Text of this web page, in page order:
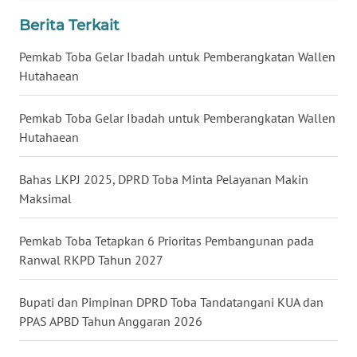
Berita Terkait
Pemkab Toba Gelar Ibadah untuk Pemberangkatan Wallen
Hutahaean
Pemkab Toba Gelar Ibadah untuk Pemberangkatan Wallen
Hutahaean
Bahas LKPJ 2025, DPRD Toba Minta Pelayanan Makin
Maksimal
Pemkab Toba Tetapkan 6 Prioritas Pembangunan pada
Ranwal RKPD Tahun 2027
Bupati dan Pimpinan DPRD Toba Tandatangani KUA dan
PPAS APBD Tahun Anggaran 2026
LAMPUNG
WN
JATENG
WN
NUSANTARA
WN
JOGJA
WN
JATIM
WN
BALI